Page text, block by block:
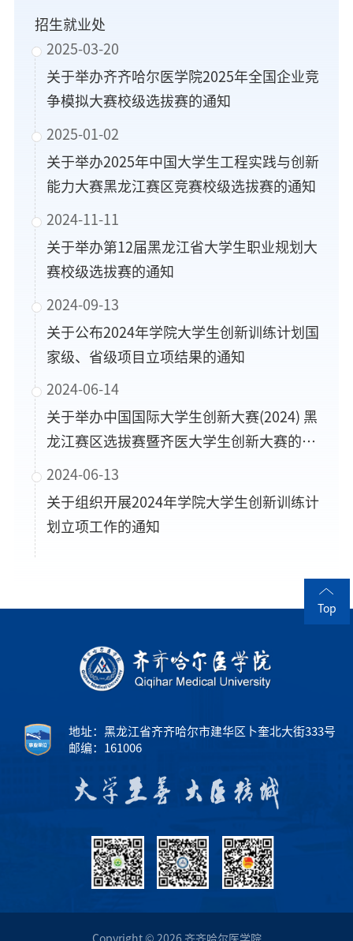
招生就业处
2025-03-20
关于举办齐齐哈尔医学院2025年全国企业竞
争模拟大赛校级选拔赛的通知
2025-01-02
关于举办2025年中国大学生工程实践与创新
能力大赛黑龙江赛区竞赛校级选拔赛的通知
2024-11-11
关于举办第12届黑龙江省大学生职业规划大
赛校级选拔赛的通知
2024-09-13
关于公布2024年学院大学生创新训练计划国
家级、省级项目立项结果的通知
2024-06-14
关于举办中国国际大学生创新大赛(2024) 黑
龙江赛区选拔赛暨齐医大学生创新大赛的通
知
2024-06-13
关于组织开展2024年学院大学生创新训练计
划立项工作的通知
Top
地址：黑龙江省齐齐哈尔市建华区卜奎北大街333号
邮编：161006
Copyright © 2026 齐齐哈尔医学院